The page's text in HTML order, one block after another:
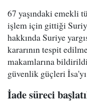
67 yaşındaki emekli
işlem için gittiği
hakkında Suriye
kararının tespit
makamlarına
güvenlik güçleri İsa'yı
İade süreci